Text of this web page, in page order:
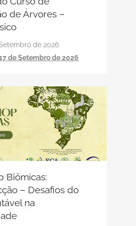
de Árvores –
de 2026
de Setembro de 2026
Biômicas:
– Desafios do
na